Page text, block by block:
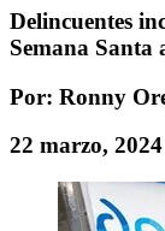
Delincuentes
Semana
Por: Ronny
22 marzo, 2024